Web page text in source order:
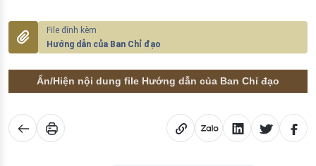
Hướng dẫn của Ban Chỉ đạo
Ẩn/Hiện nội dung file Hướng dẫn của Ban Chỉ đạo